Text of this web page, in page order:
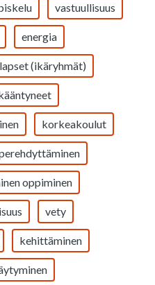
vastuullisuus
energia
lapset (ikäryhmät)
korkeakoulut
oppiminen
vety
kehittäminen